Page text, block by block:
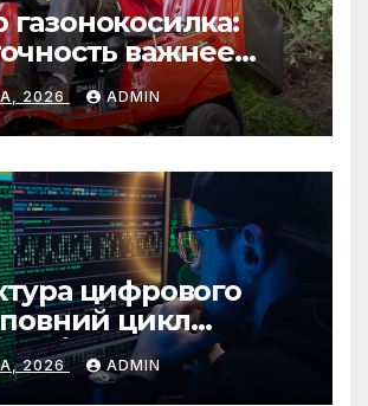
важнее
2026 ADMIN
цифрового
повний цикл
від IST Group
2026 ADMIN